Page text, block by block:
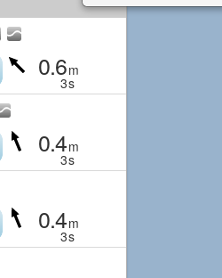
0.6m
3s
0.4m
3s
0.4m
3s